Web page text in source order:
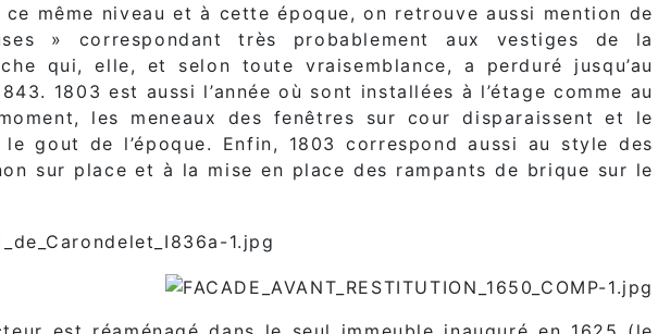
même niveau et à cette époque, on retrouve aussi mention de
» correspondant très probablement aux vestiges de la
qui, elle, et selon toute vraisemblance, a perduré jusqu’au
1803 est aussi l’année où sont installées à l’étage comme au
les meneaux des fenêtres sur cour disparaissent et le
gout de l’époque. Enfin, 1803 correspond aussi au style des
sur place et à la mise en place des rampants de brique sur le